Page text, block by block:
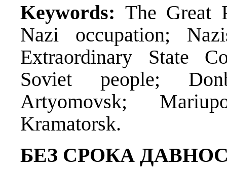
Keywords: The Great
Nazi occupation;
Extraordinary State
Soviet people;
Artyomovsk;
Kramatorsk.
БЕЗ СРОКА